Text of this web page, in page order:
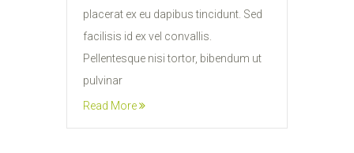
placerat ex eu dapibus tincidunt. Sed
facilisis id ex vel convallis.
Pellentesque nisi tortor, bibendum ut
pulvinar
Read More